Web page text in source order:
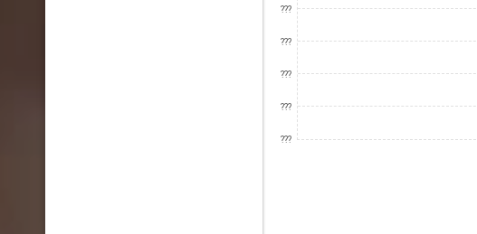
???
???
???
???
???